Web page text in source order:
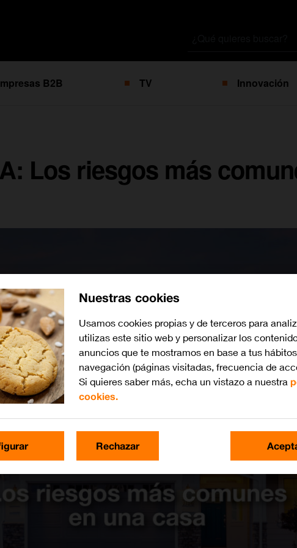
B2B TV Innovación
Los riesgos más
Nuestras cookies
Usamos cookies propias y de terceros para
utilizas este sitio web y personalizar los
anuncios que te mostramos en base a tus
navegación (páginas visitadas, frecuencia de
Si quieres saber más, echa un vistazo a nuestra
cookies.
Rechazar